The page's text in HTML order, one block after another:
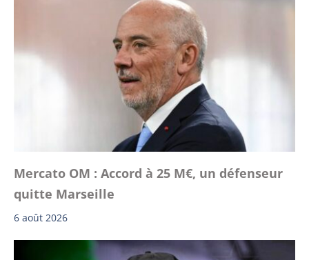
Mercato OM : Accord à 25 M€, un défenseur
quitte Marseille
6 août 2026